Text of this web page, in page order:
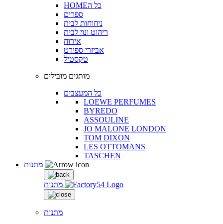
HOMEכל ה
ספרים
ניחוחות לבית
ריהוט ונוי לבית
אירוח
אביזרי ספורט
טקסטיל
מותגים מובילים
כל המעצבים
LOEWE PERFUMES
BYREDO
ASSOULINE
JO MALONE LONDON
TOM DIXON
LES OTTOMANS
TASCHEN
מתנות
מתנות